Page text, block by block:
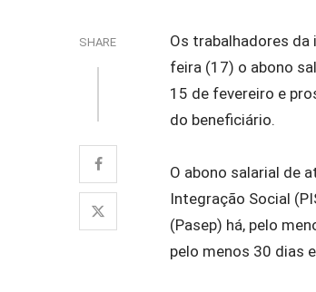
SHARE
Os trabalhadores da
feira (17) o abono
15 de fevereiro e
do beneficiário.
O abono salarial de
Integração Social
(Pasep) há, pelo
pelo menos 30 dias